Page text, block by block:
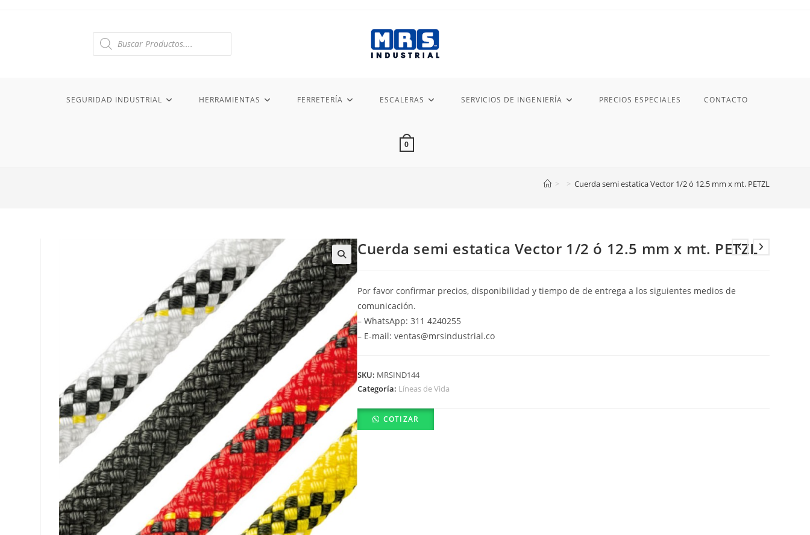
Búsqueda
SEGURIDAD INDUSTRIAL HERRAMIENTAS FERRETERÍA ESCALERAS SERVICIOS DE INGENIERÍA PRECIOS ESPECIALES CONTACTO
0
> > Cuerda semi estatica Vector 1/2 ó 12.5 mm x mt. PETZL
Cuerda semi estatica Vector 1/2 ó 12.5 mm x mt. PETZL
Por favor confirmar precios, disponibilidad y tiempo de de entrega a los siguientes medios de
comunicación.
– WhatsApp: 311 4240255
– E-mail: ventas@mrsindustrial.co
SKU: MRSIND144
Categoría: Líneas de Vida
COTIZAR